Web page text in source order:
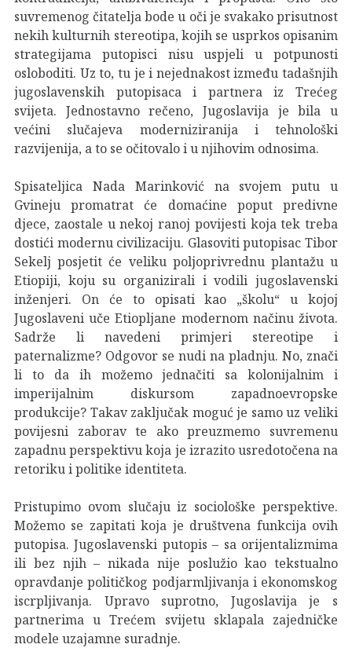
suvremenog čitatelja bode u oči je svakako prisutnost
nekih kulturnih stereotipa, kojih se usprkos opisanim
strategijama putopisci nisu uspjeli u potpunosti
osloboditi. Uz to, tu je i nejednakost između tadašnjih
jugoslavenskih putopisaca i partnera iz Trećeg
svijeta. Jednostavno rečeno, Jugoslavija je bila u
većini slučajeva moderniziranija i tehnološki
razvijenija, a to se očitovalo i u njihovim odnosima.
Spisateljica Nada Marinković na svojem putu u
Gvineju promatrat će domaćine poput predivne
djece, zaostale u nekoj ranoj povijesti koja tek treba
dostići modernu civilizaciju. Glasoviti putopisac Tibor
Sekelj posjetit će veliku poljoprivrednu plantažu u
Etiopiji, koju su organizirali i vodili jugoslavenski
inženjeri. On će to opisati kao „školu“ u kojoj
Jugoslaveni uče Etiopljane modernom načinu života.
Sadrže li navedeni primjeri stereotipe i
paternalizme? Odgovor se nudi na pladnju. No, znači
li to da ih možemo jednačiti sa kolonijalnim i
imperijalnim diskursom zapadnoevropske
produkcije? Takav zaključak moguć je samo uz veliki
povijesni zaborav te ako preuzmemo suvremenu
zapadnu perspektivu koja je izrazito usredotočena na
retoriku i politike identiteta.
Pristupimo ovom slučaju iz sociološke perspektive.
Možemo se zapitati koja je društvena funkcija ovih
putopisa. Jugoslavenski putopis – sa orijentalizmima
ili bez njih – nikada nije poslužio kao tekstualno
opravdanje političkog podjarmljivanja i ekonomskog
iscrpljivanja. Upravo suprotno, Jugoslavija je s
partnerima u Trećem svijetu sklapala zajedničke
modele uzajamne suradnje.